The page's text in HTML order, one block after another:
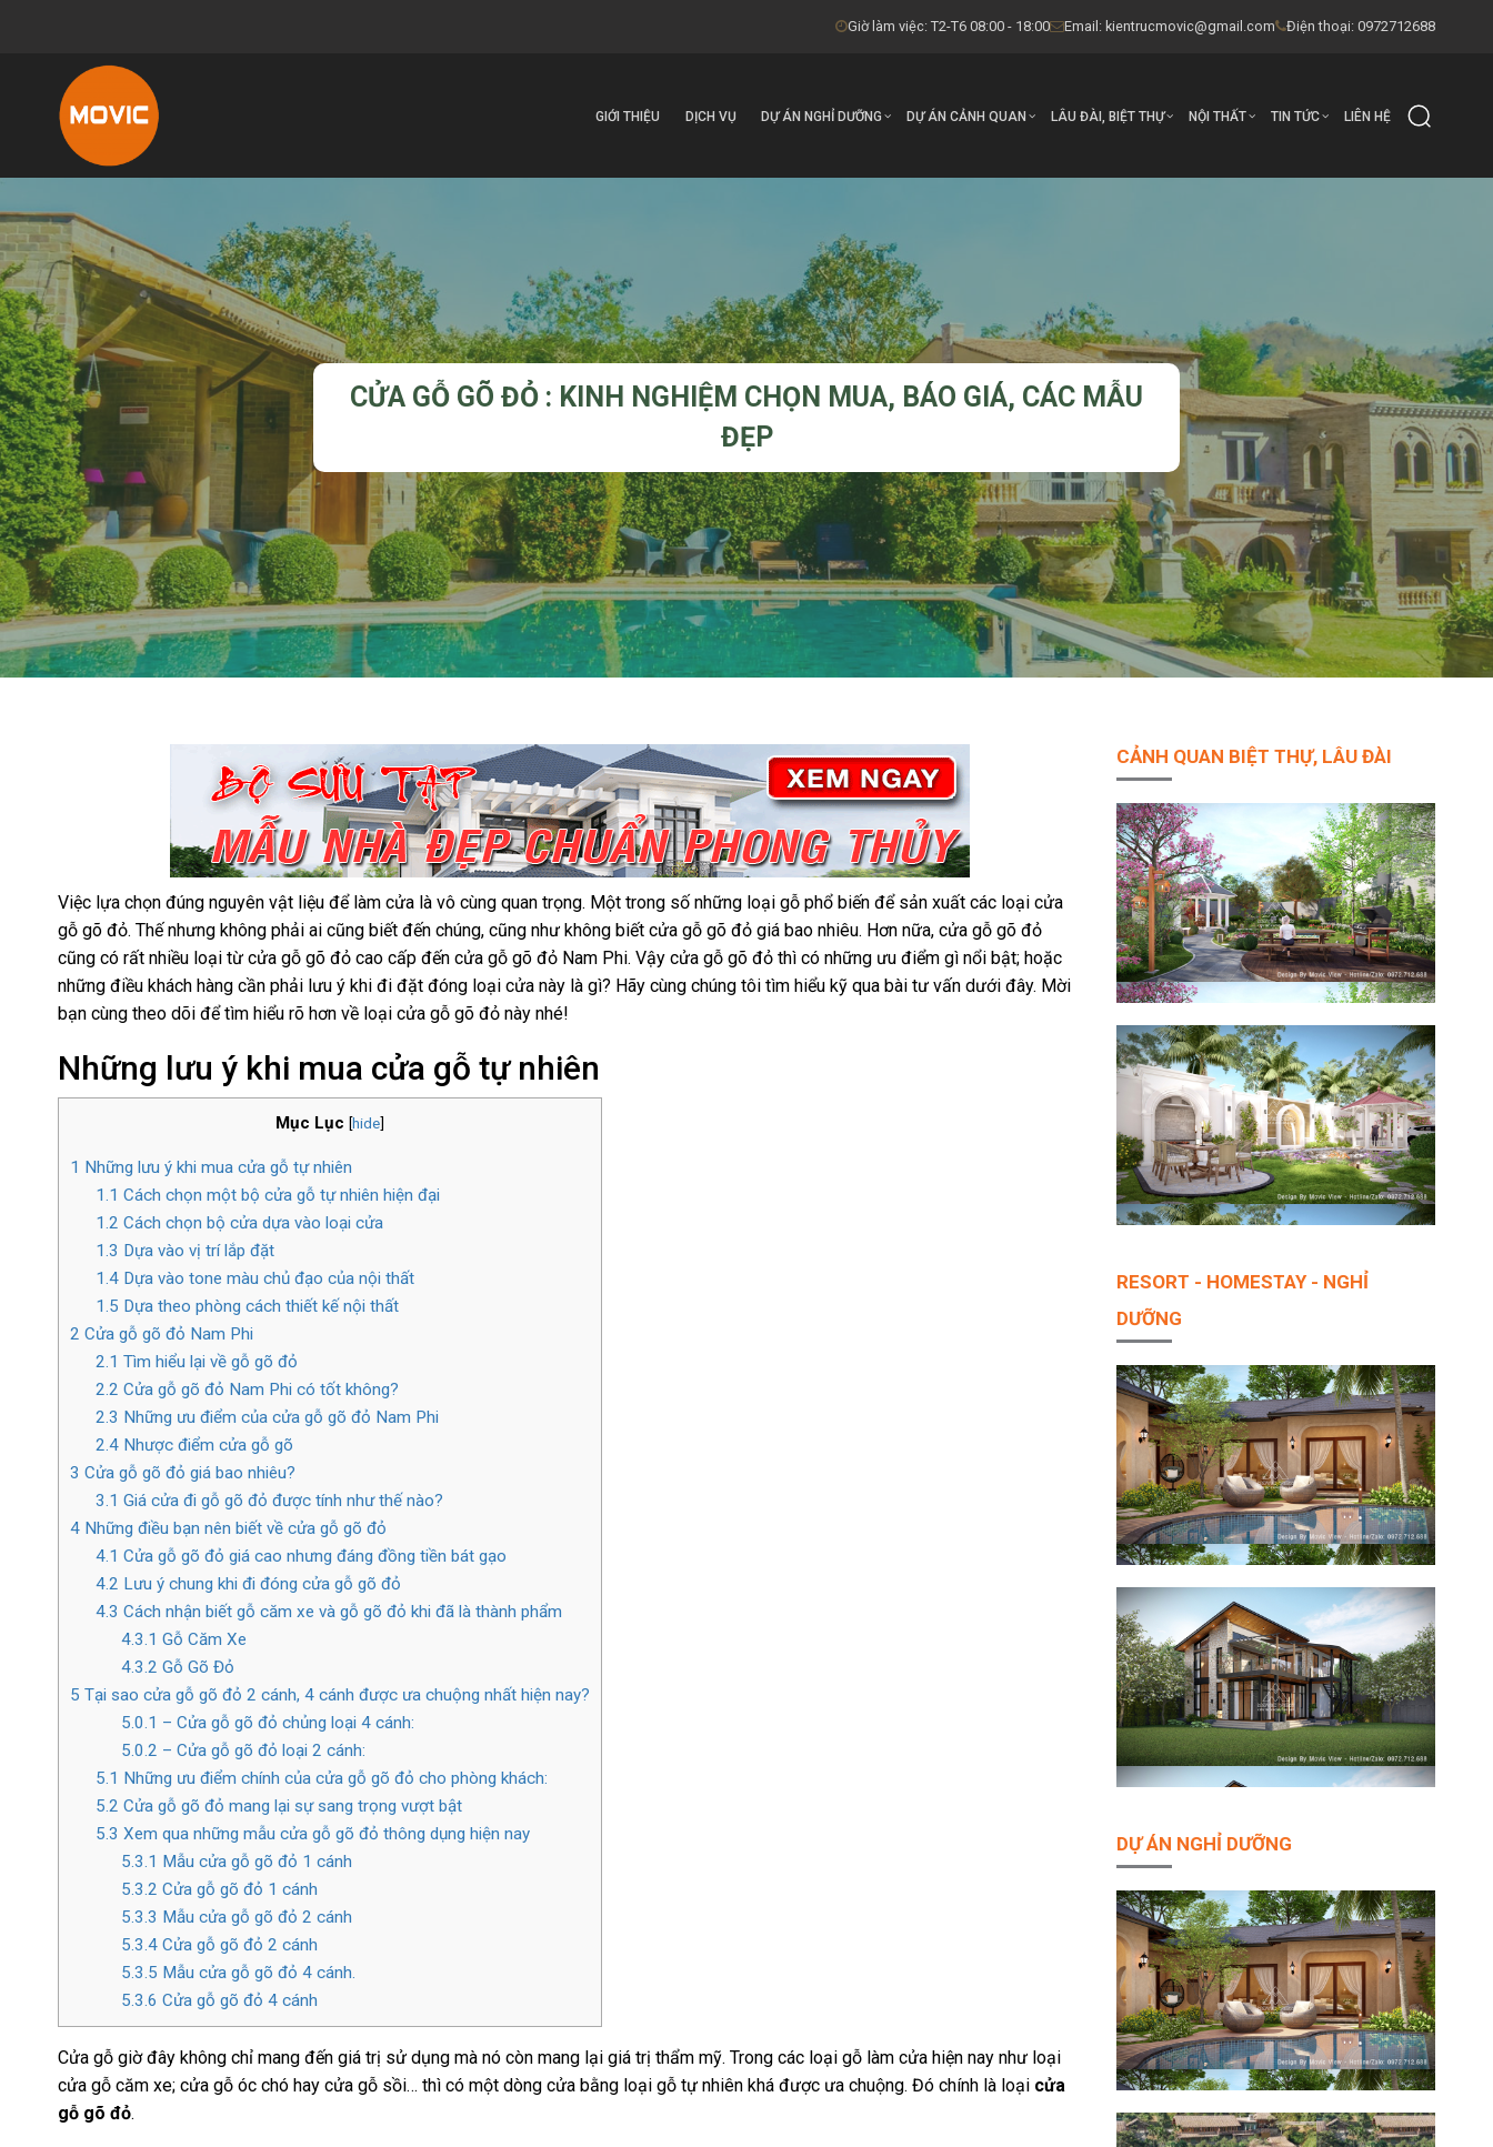
Giờ làm việc: T2-T6 08:00 - 18:00 Email: kientrucmovic@gmail.com Điện thoại: 0972712688
GIỚI THIỆU DỊCH VỤ DỰ ÁN NGHỈ DƯỠNG DỰ ÁN CẢNH QUAN LÂU ĐÀI, BIỆT THỰ NỘI THẤT TIN TỨC LIÊN HỆ
CỬA GỖ GÕ ĐỎ : KINH NGHIỆM CHỌN MUA, BÁO GIÁ, CÁC MẪU
ĐẸP
Việc lựa chọn đúng nguyên vật liệu để làm cửa là vô cùng quan trọng. Một trong số những loại gỗ phổ biến để sản xuất các loại cửa
gỗ gõ đỏ. Thế nhưng không phải ai cũng biết đến chúng, cũng như không biết cửa gỗ gõ đỏ giá bao nhiêu. Hơn nữa, cửa gỗ gõ đỏ
cũng có rất nhiều loại từ cửa gỗ gõ đỏ cao cấp đến cửa gỗ gõ đỏ Nam Phi. Vậy cửa gỗ gõ đỏ thì có những ưu điểm gì nổi bật; hoặc
những điều khách hàng cần phải lưu ý khi đi đặt đóng loại cửa này là gì? Hãy cùng chúng tôi tìm hiểu kỹ qua bài tư vấn dưới đây. Mời
bạn cùng theo dõi để tìm hiểu rõ hơn về loại cửa gỗ gõ đỏ này nhé!
Những lưu ý khi mua cửa gỗ tự nhiên
Mục Lục [hide]
1 Những lưu ý khi mua cửa gỗ tự nhiên
1.1 Cách chọn một bộ cửa gỗ tự nhiên hiện đại
1.2 Cách chọn bộ cửa dựa vào loại cửa
1.3 Dựa vào vị trí lắp đặt
1.4Dựa vào tone màu chủ đạo của nội thất
1.5 Dựa theo phòng cách thiết kế nội thất
2 Cửa gỗ gõ đỏ Nam Phi
2.1 Tìm hiểu lại về gỗ gõ đỏ
2.2 Cửa gỗ gõ đỏ Nam Phi có tốt không?
2.3 Những ưu điểm của cửa gỗ gõ đỏ Nam Phi
2.4Nhược điểm cửa gỗ gõ
3 Cửa gỗ gõ đỏ giá bao nhiêu?
3.1 Giá cửa đi gỗ gõ đỏ được tính như thế nào?
4 Những điều bạn nên biết về cửa gỗ gõ đỏ
4.1 Cửa gỗ gõ đỏ giá cao nhưng đáng đồng tiền bát gạo
4.2 Lưu ý chung khi đi đóng cửa gỗ gõ đỏ
4.3 Cách nhận biết gỗ căm xe và gỗ gõ đỏ khi đã là thành phẩm
4.3.1 Gỗ Căm Xe
4.3.2 Gỗ Gõ Đỏ
5 Tại sao cửa gỗ gõ đỏ 2 cánh, 4 cánh được ưa chuộng nhất hiện nay?
5.0.1 – Cửa gỗ gõ đỏ chủng loại 4 cánh:
5.0.2 – Cửa gỗ gõ đỏ loại 2 cánh:
5.1 Những ưu điểm chính của cửa gỗ gõ đỏ cho phòng khách:
5.2 Cửa gỗ gõ đỏ mang lại sự sang trọng vượt bật
5.3 Xem qua những mẫu cửa gỗ gõ đỏ thông dụng hiện nay
5.3.1 Mẫu cửa gỗ gõ đỏ 1 cánh
5.3.2 Cửa gỗ gõ đỏ 1 cánh
5.3.3 Mẫu cửa gỗ gõ đỏ 2 cánh
5.3.4Cửa gỗ gõ đỏ 2 cánh
5.3.5 Mẫu cửa gỗ gõ đỏ 4 cánh.
5.3.6 Cửa gỗ gõ đỏ 4 cánh
Cửa gỗ giờ đây không chỉ mang đến giá trị sử dụng mà nó còn mang lại giá trị thẩm mỹ. Trong các loại gỗ làm cửa hiện nay như loại
cửa gỗ căm xe; cửa gỗ óc chó hay cửa gỗ sồi… thì có một dòng cửa bằng loại gỗ tự nhiên khá được ưa chuộng. Đó chính là loại cửa
gỗ gõ đỏ.
CẢNH QUAN BIỆT THỰ, LÂU ĐÀI
RESORT - HOMESTAY - NGHỈ
DƯỠNG
DỰ ÁN NGHỈ DƯỠNG